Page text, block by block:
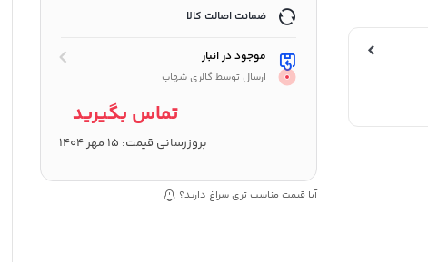
ضمانت اصالت کالا
موجود در انبار
ارسال توسط گالری شهاب
تماس بگیرید
بروزرسانی قیمت: 15 مهر 1404
آیا قیمت مناسب تری سراغ دارید؟